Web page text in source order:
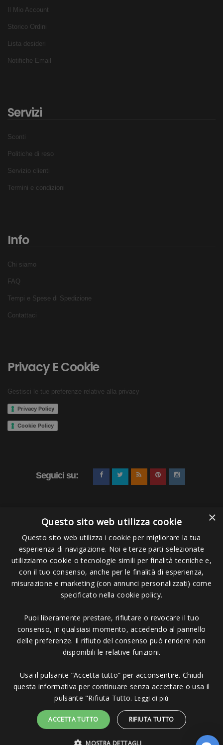
Il Mio Account
Storico Ordini
Lista desideri
Notifiche Email
Servizi
Sconti
Politiche di reso
Servizio clienti
Termini e condizioni
Info
Chi siamo
FAQ
Tempi e Spese di Spedizione
Contattaci
Privacy E Cookie
Gestisci le tue preferenze relative alla privacy
Privacy Policy
Cookie Policy
Seguici su:
Pagamenti Accettati
Copyright © 2006 - 2023 -
Massa MS - Tel 0585026137 - P.IVA 01151030457 - REA MS 117168
×
Questo sito web utilizza cookie
Questo sito web utilizza i cookie per migliorare la tua
esperienza di navigazione. Noi e terze parti selezionate
utilizziamo cookie o tecnologie simili per finalità tecniche e,
con il tuo consenso, anche per le finalità di esperienza,
misurazione e marketing (con annunci personalizzati) come
specificato nella cookie policy.
Puoi liberamente prestare, rifiutare o revocare il tuo
consenso, in qualsiasi momento, accedendo al pannello
delle preferenze. Il rifiuto del consenso può rendere non
disponibili le relative funzioni.
Usa il pulsante “Accetta tutto” per acconsentire. Chiudi
questa informativa per continuare senza accettare o usa il
pulsante "Rifiuta Tutto. Leggi di più
ACCETTA TUTTO RIFIUTA TUTTO
MOSTRA DETTAGLI